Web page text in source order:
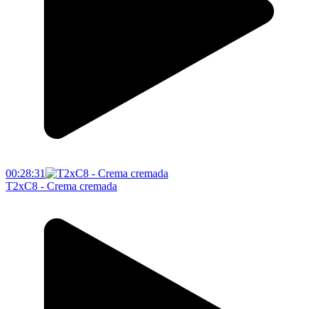
00:28:31
T2xC8 - Crema cremada